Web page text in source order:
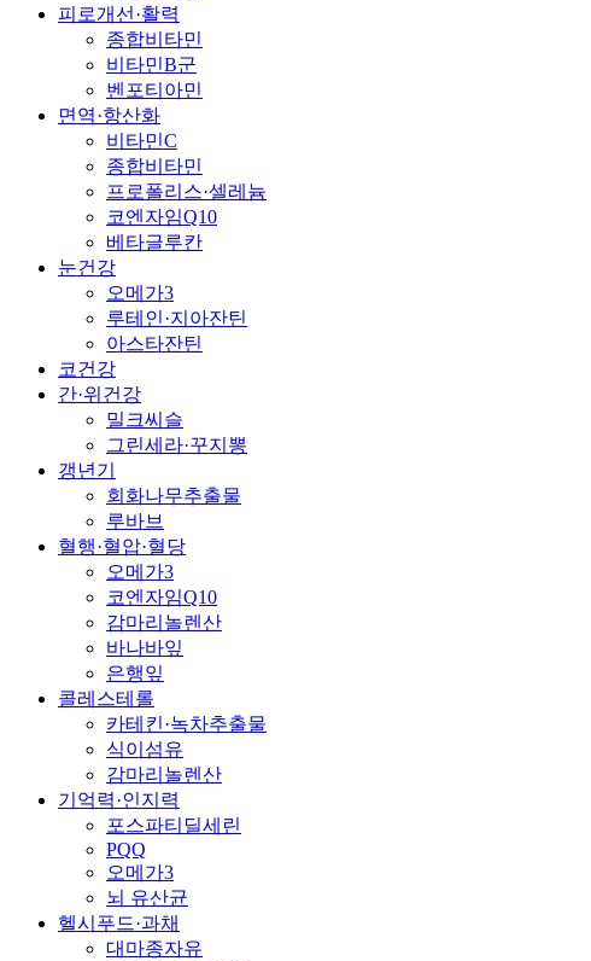
피로개선·활력
종합비타민
비타민B군
벤포티아민
면역·항산화
비타민C
종합비타민
프로폴리스·셀레늄
코엔자임Q10
베타글루칸
눈건강
오메가3
루테인·지아잔틴
아스타잔틴
코건강
간·위건강
밀크씨슬
그린세라·꾸지뽕
갱년기
회화나무추출물
루바브
혈행·혈압·혈당
오메가3
코엔자임Q10
감마리놀렌산
바나바잎
은행잎
콜레스테롤
카테킨·녹차추출물
식이섬유
감마리놀렌산
기억력·인지력
포스파티딜세린
PQQ
오메가3
뇌 유산균
헬시푸드·과채
대마종자유